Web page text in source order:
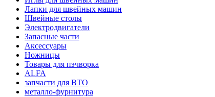
Лапки для швейных машин
Швейные столы
Электродвигатели
Запасные части
Аксессуары
Ножницы
Товары для пэчворка
ALFA
запчасти для ВТО
металло-фурнитура